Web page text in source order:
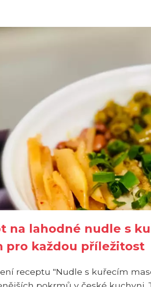
na lahodné nudle s
pro každou příležitost
receptu "Nudle s kuřecím